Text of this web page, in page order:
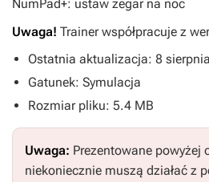
NumPad+: ustaw zegar na noc
Uwaga! Trainer współpracuje z
Ostatnia aktualizacja: 8
Gatunek: Symulacja
Rozmiar pliku: 5.4 MB
Uwaga: Prezentowane powyżej
niekoniecznie muszą działać z